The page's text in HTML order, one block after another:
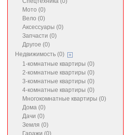
Мото (0)
Вело (0)
Аксессуары (0)
Запчасти (0)
Другое (0)
Недвижимость (0)
1-комнатные квартиры (0)
2-комнатные квартиры (0)
3-комнатные квартиры (0)
4-комнатные квартиры (0)
Многокомнатные квартиры (0)
Дома (0)
Дачи (0)
Земля (0)
Гаражи (0)